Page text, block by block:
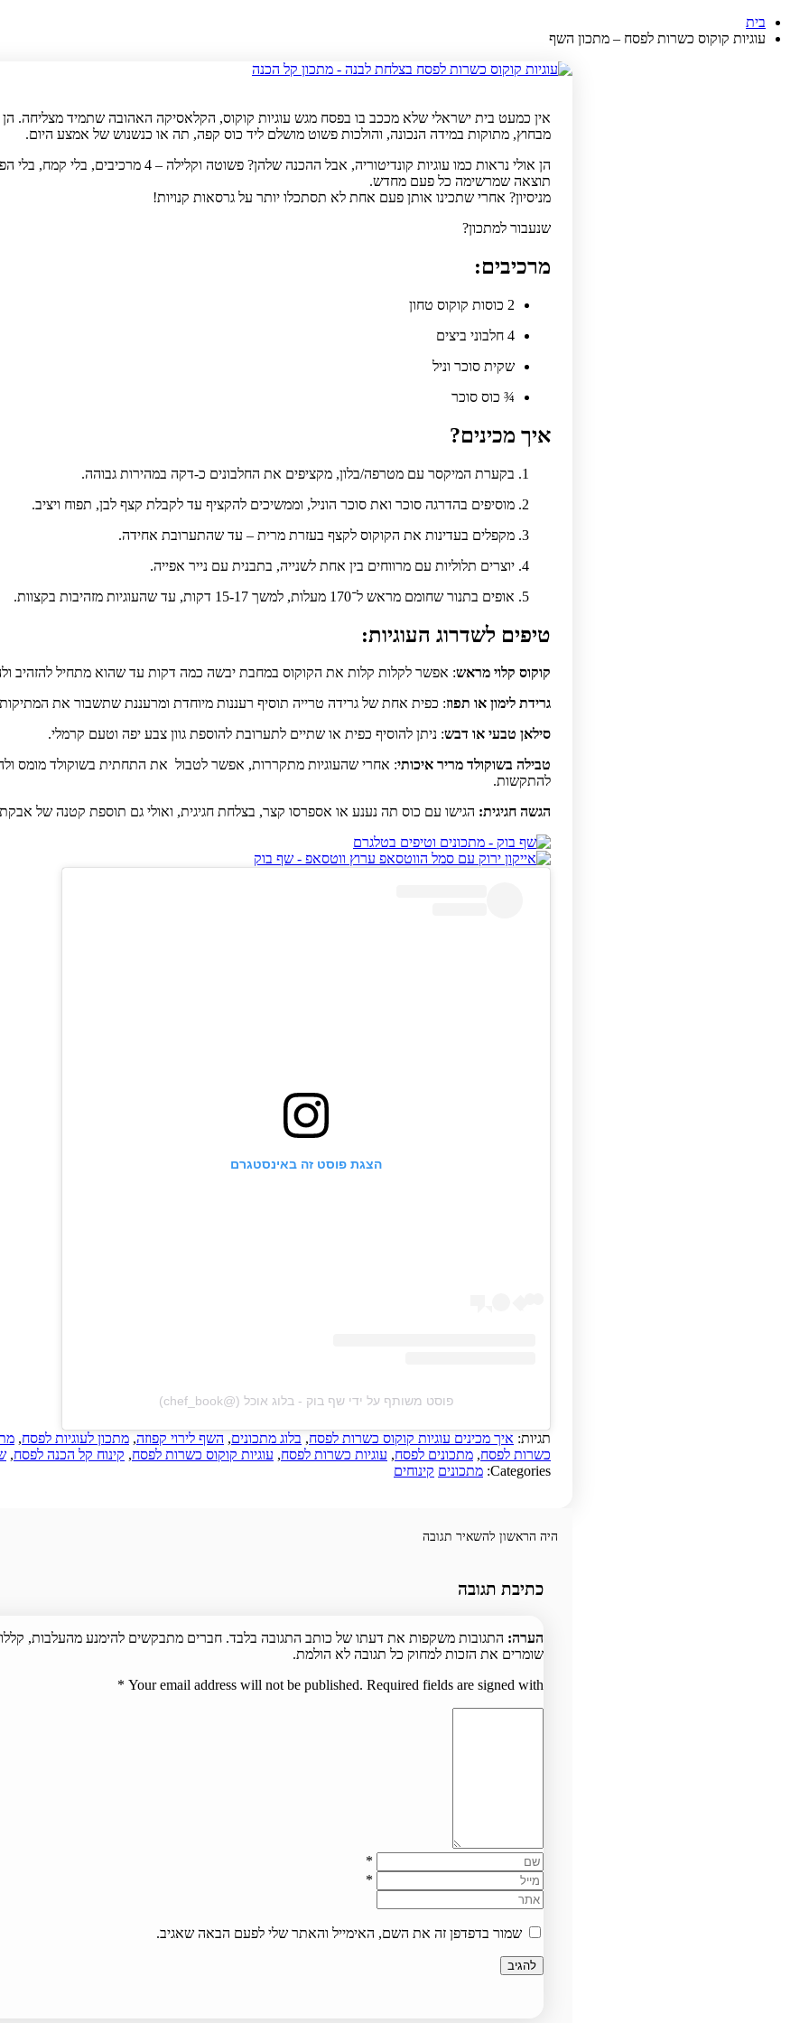
בית
עוגיות קוקוס כשרות לפסח – מתכון השף
אין כמעט בית ישראלי שלא מככב בו בפסח מגש עוגיות קוקוס, הקלאסיקה האהובה שתמיד מצליחה. הן
מבחוץ, מתוקות במידה הנכונה, והולכות פשוט מושלם ליד כוס קפה, תה או כנשנוש של אמצע היום.
הן אולי נראות כמו עוגיות קונדיטוריה, אבל ההכנה שלהן? פשוטה
תוצאה שמרשימה כל פעם מחדש.
מניסיון? אחרי שתכינו אותן פעם אחת לא תסתכלו יותר על גרסאות קנויות!
שנעבור למתכון?
מרכיבים:
2 כוסות קוקוס טחון
4 חלבוני ביצים
שקית סוכר וניל
¾ כוס סוכר
איך מכינים?
בקערת המיקסר עם מטרפה/בלון, מקציפים את החלבונים כ-דקה במהירות גבוהה.
מוסיפים בהדרגה סוכר ואת סוכר הוניל, וממשיכים להקציף עד לקבלת קצף לבן, תפוח ויציב.
מקפלים בעדינות את הקוקוס לקצף בעזרת מרית – עד שהתערובת אחידה.
יוצרים תלוליות עם מרווחים בין אחת לשנייה, בתבנית עם נייר אפייה.
אופים בתנור שחומם מראש ל־170 מעלות, למשך 15-17 דקות, עד שהעוגיות מזהיבות בקצוות.
טיפים לשדרוג העוגיות:
קוקוס קלוי מראש: אפשר לקלות קלות את הקוקוס במחבת יבשה כמה דקות עד שהוא מתחיל להזהיב
גרידת לימון או תפוז: כפית אחת של גרידה טרייה תוסיף רעננות מיוחדת ומרעננת שתשבור את
סילאן טבעי או דבש: ניתן להוסיף כפית או שתיים לתערובת להוספת גוון צבע יפה וטעם קרמלי.
טבילה בשוקולד מריר איכותי: אחרי שהעוגיות מתקררות, אפשר לטבול את התחתית בשוקולד מומס
להתקשות.
הגשה חגיגית: הגישו עם כוס תה נענע או אספרסו קצר, בצלחת חגיגית, ואולי גם תוספת קטנה של
הצגת פוסט זה באינסטגרם
פוסט משותף על ידי ‏‎שף בוק - בלוג אוכל‎‏ (@‏‎chef_book‎‏)
תגיות: איך מכינים עוגיות קוקוס כשרות לפסח, בלוג מתכונים, השף לירוי קפוזה, מתכון לעוגיות לפסח,
כשרות לפסח, מתכונים לפסח, עוגיות כשרות לפסח, עוגיות קוקוס כשרות לפסח, קינוח קל הכנה לפסח,
Categories: מתכונים קינוחים
היה הראשון להשאיר תגובה
כתיבת תגובה
הערה: התגובות משקפות את דעתו של כותב התגובה בלבד. חברים מתבקשים להימנע מהעלבות,
שומרים את הזכות למחוק כל תגובה לא הולמת.
Your email address will not be published. Required fields are signed with
*
*
*
שמור בדפדפן זה את השם, האימייל והאתר שלי לפעם הבאה שאגיב.